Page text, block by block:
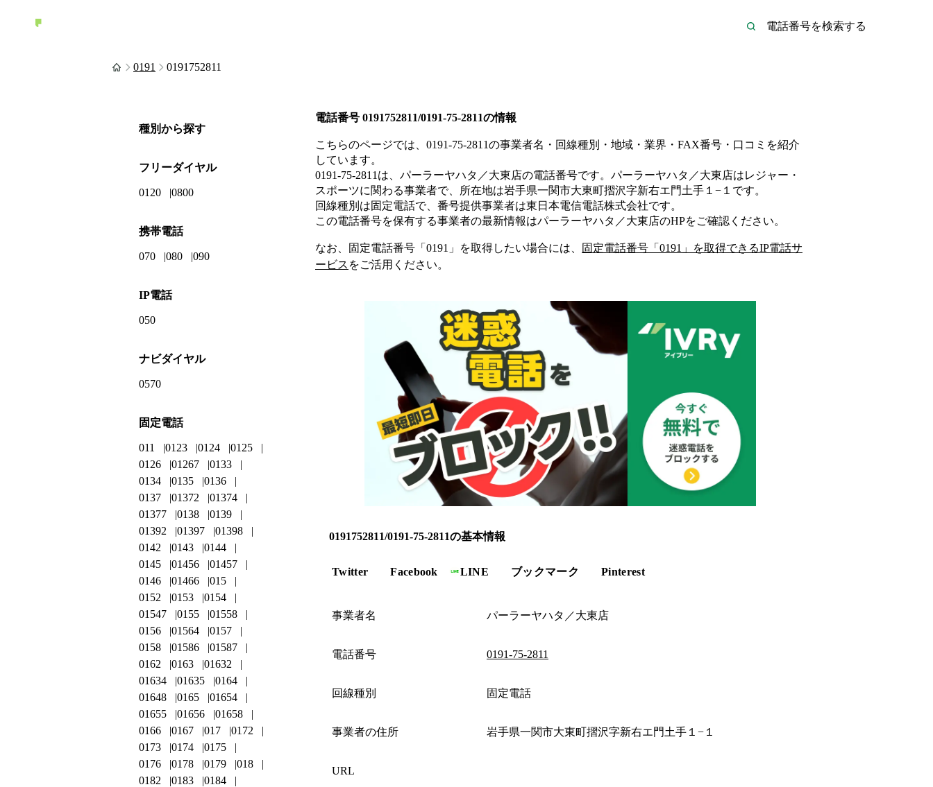
0191 0191752811
電話番号 0191752811/0191-75-2811の情報
こちらのページでは、 0191-75-2811の事業者名・回線種別・地域・業界・FAX番号・口コミを紹介
しています。
0191-75-2811 は、 パーラーヤハタ／大東店の電話番号です。 パーラーヤハタ／大東店はレジャー・
スポーツに関わる事業者で、所在地は岩手県一関市大東町摺沢字新右エ門土手１−１ です。
回線種別は固定電話で、番号提供事業者は東日本電信電話株式会社です。
この電話番号を保有する事業者の最新情報はパーラーヤハタ／大東店のHPをご確認ください。
なお、固定電話番号「 0191 」を取得したい場合には、 固定電話番号「 0191 」を取得できるIP電話サ
ービス をご活用ください。
0191752811/0191-75-2811の基本情報
Twitter Facebook LINE ブックマーク Pinterest
事業者名 パーラーヤハタ／大東店
電話番号 0191-75-2811
回線種別 固定電話
事業者の住所 岩手県一関市大東町摺沢字新右エ門土手１−１
URL
種別から探す
フリーダイヤル
0120 0800
携帯電話
070 080 090
IP電話
050
ナビダイヤル
0570
固定電話
011 0123 0124
0125
0126
01267
0133
0134
0135
0136
0137
01372
01374
01377
0138
0139
01392
01397
01398
0142
0143
0144
0145
01456
01457
0146
01466
015
0152
0153
0154
01547
0155
01558
0156
01564
0157
0158
01586
01587
0162
0163
01632
01634
01635
0164
01648
0165
01654
01655
01656
01658
0166
0167 017
0172
0173
0174
0175
0176
0178 0179
018
0182
0183
0184